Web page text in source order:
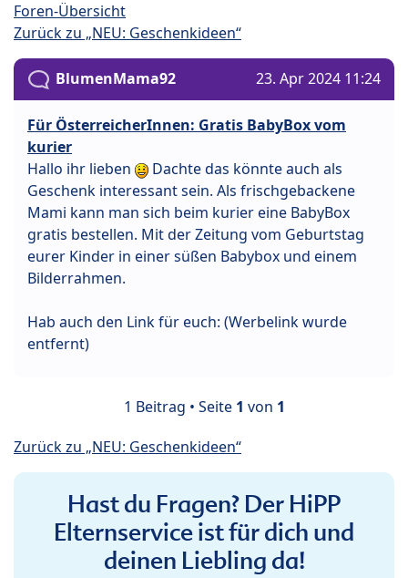
Foren-Übersicht
Zurück zu „NEU: Geschenkideen“
BlumenMama92 23. Apr 2024 11:24
Für ÖsterreicherInnen: Gratis BabyBox vom
kurier
Hallo ihr lieben
Dachte das könnte auch als
Geschenk interessant sein. Als frischgebackene
Mami kann man sich beim kurier eine BabyBox
gratis bestellen. Mit der Zeitung vom Geburtstag
eurer Kinder in einer süßen Babybox und einem
Bilderrahmen.
Hab auch den Link für euch: (Werbelink wurde
entfernt)
1 Beitrag • Seite 1 von 1
Zurück zu „NEU: Geschenkideen“
Hast du Fragen? Der HiPP
Elternservice ist für dich und
deinen Liebling da!